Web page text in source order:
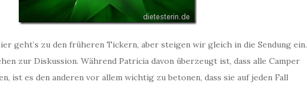
geht’s zu den früheren Tickern, aber steigen wir gleich in die Sendung ein.
zur Diskussion. Während Patricia davon überzeugt ist, dass alle Camper
ist es den anderen vor allem wichtig zu betonen, dass sie auf jeden Fall